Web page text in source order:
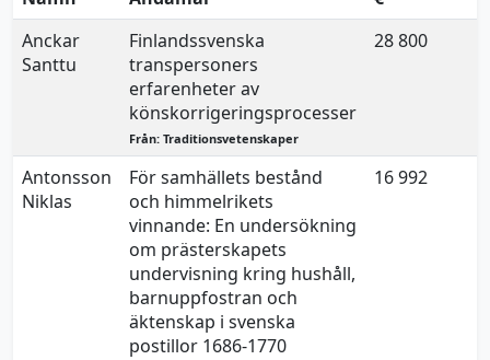
Anckar
Santtu
Finlandssvenska
transpersoners
erfarenheter av
könskorrigeringsprocesser
Från: Traditionsvetenskaper
28 800
Antonsson
Niklas
För samhällets bestånd
och himmelrikets
vinnande: En undersökning
om prästerskapets
undervisning kring hushåll,
barnuppfostran och
äktenskap i svenska
postillor 1686-1770
16 992